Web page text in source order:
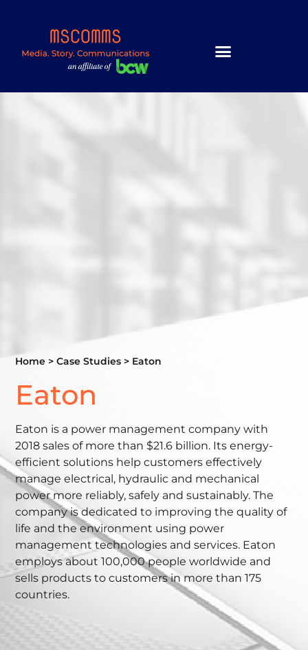
Home >Case Studies > Eaton
Eaton
Eaton is a power management company with
2018 sales of more than $21.6 billion. Its energy-
efficient solutions help customers effectively
manage electrical, hydraulic and mechanical
power more reliably, safely and sustainably. The
company is dedicated to improving the quality of
life and the environment using power
management technologies and services. Eaton
employs about 100,000 people worldwide and
sells products to customers in more than 175
countries.